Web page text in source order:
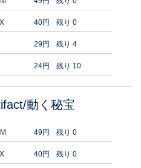
40円 残り 0
29円 残り 4
24円 残り 10
動く秘宝
49円 残り 0
40円 残り 0